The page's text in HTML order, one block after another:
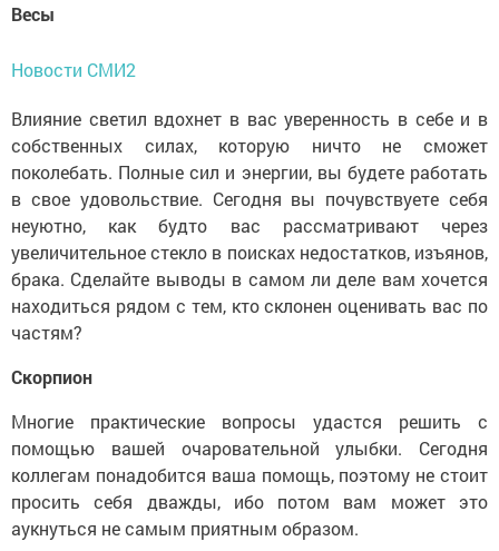
Весы
Новости СМИ2
Влияние светил вдохнет в вас уверенность в себе и в
собственных силах, которую ничто не сможет
поколебать. Полные сил и энергии, вы будете работать
в свое удовольствие. Сегодня вы почувствуете себя
неуютно, как будто вас рассматривают через
увеличительное стекло в поисках недостатков, изъянов,
брака. Сделайте выводы в самом ли деле вам хочется
находиться рядом с тем, кто склонен оценивать вас по
частям?
Скорпион
Многие практические вопросы удастся решить с
помощью вашей очаровательной улыбки. Сегодня
коллегам понадобится ваша помощь, поэтому не стоит
просить себя дважды, ибо по­том вам может это
аукнуться не самым приятным образом.